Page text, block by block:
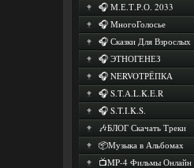
🎧 М.Е.Т.Р.О. 2033
🎧 МногоГолосье
🎧 Сказки Для Взрослых
🎧 ЭТНОГЕНЕЗ
🎧 NERVOТРЁПКА
🎧 S.T.A.L.K.E.R
🎧 S.T.I.K.S.
🎶БЛОГ Скачать Треки
📦Музыка в Альбомах
📺MP-4 Фильмы Онлайн